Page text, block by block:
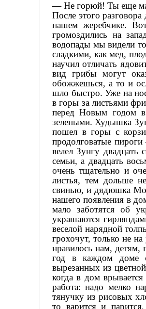
— Не горюй! Ты еще
После этого
нашем жеребчике.
громоздились на
водопады мы видели
сладкими, как мед,
научил отличать
вид грибы могут
обожжешься, а то и
шло быстро. Уже на
в горы за листьями
перед Новым годом в
зелеными. Худышка
пошел в горы с
продолговатые
велел Зунгу двадцать
семьи, а двадцать
очень тщательно и
листья, тем дольше
свинью, и дядюшка
нашего появления в
мало заботятся об
украшаются
веселой нарядной
грохочут, только не
нравилось нам,
год в каждом доме
вырезанных из
когда в дом
работа: надо мелко
тянучку из рисовых
то варится и